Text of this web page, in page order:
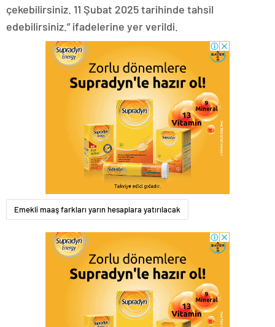
çekebilirsiniz. 11 Şubat 2025 tarihinde tahsil
edebilirsiniz.” ifadelerine yer verildi.
Emekli maaş farkları yarın hesaplara yatırılacak